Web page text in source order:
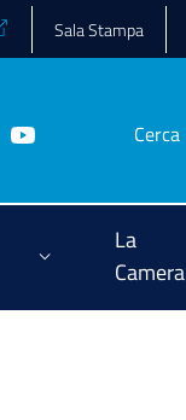
Sala Stampa
Cerca
La
Camera